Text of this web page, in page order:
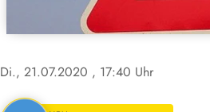
Di., 21.07.2020 , 17:40 Uhr